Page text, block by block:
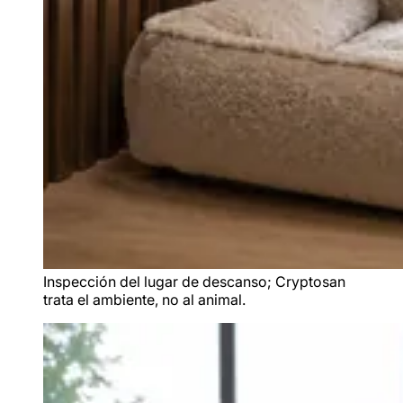
Inspección del lugar de descanso; Cryptosan
trata el ambiente, no al animal.